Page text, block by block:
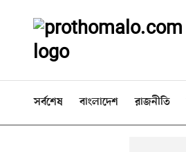
সর্বশেষ বাংলাদেশ রাজনীতি